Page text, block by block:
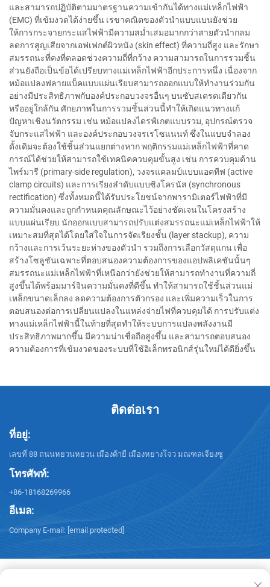
และสามารถปฏิบัติตามมาตรฐานความเข้ากันได้ทางแม่เหล็กไฟฟ้า
(EMC) ที่เข้มงวดได้ง่ายขึ้น เรขาคณิตของตัวนำแบบแบนยังช่วย
ให้การกระจายกระแสไฟฟ้ามีความสม่ำเสมอมากกว่าสายตัวนำกลม
ลดการสูญเสียจากเอฟเฟกต์ผิวหนัง (skin effect) ที่ความถี่สูง และรักษา
สมรรถนะที่คงที่ตลอดช่วงความถี่ที่กว้าง ความสามารถในการรวมชิ้น
ส่วนยังถือเป็นข้อได้เปรียบทางแม่เหล็กไฟฟ้าอีกประการหนึ่ง เนื่องจาก
หม้อแปลงฟลายแบ็คแบบแผ่นเรียบสามารถออกแบบให้ทำงานร่วมกัน
อย่างมีประสิทธิภาพกับองค์ประกอบวงจรอื่นๆ บนซับสเตรตเดียวกัน
หรืออยู่ใกล้กัน ศักยภาพในการรวมชิ้นส่วนนี้ทำให้เกิดแนวทางแก้
ปัญหาเชิงนวัตกรรม เช่น หม้อแปลงไดรฟ์เกตแบบรวม, อุปกรณ์ตรวจ
จับกระแสไฟฟ้า และองค์ประกอบวงจรเรโซแนนท์ ซึ่งในแบบจำลอง
ดั้งเดิมจะต้องใช้ชิ้นส่วนแยกต่างหาก พฤติกรรมแม่เหล็กไฟฟ้าที่คาด
การณ์ได้ช่วยให้สามารถใช้เทคนิคควบคุมขั้นสูง เช่น การควบคุมด้าน
ไพร์มารี (primary-side regulation), วงจรแคลมป์แบบแอคทีฟ (active
clamp circuits) และการเรียงลำดับแบบซิงโครนัส (synchronous
rectification) ซึ่งทั้งหมดนี้ได้รับประโยชน์จากพารามิเตอร์ไฟฟ้าที่มี
ความมั่นคงและถูกกำหนดคุณลักษณะไว้อย่างชัดเจนในโครงสร้าง
แบบแผ่นเรียบ นักออกแบบสามารถปรับแต่งสมรรถนะแม่เหล็กไฟฟ้าให้
เหมาะสมที่สุดได้โดยใส่ใจในการจัดเรียงชั้น (layer stackup), ความ
กว้างและการเว้นระยะห่างของตัวนำ รวมถึงการเลือกวัสดุแกน เพื่อ
สร้างโซลูชันเฉพาะที่ตอบสนองความต้องการของแอปพลิเคชันนั้นๆ
สมรรถนะแม่เหล็กไฟฟ้าที่เหนือกว่ายังช่วยให้สามารถทำงานที่ความถี่
สูงขึ้นได้พร้อมมาร์จินความมั่นคงที่ดีขึ้น ทำให้สามารถใช้ชิ้นส่วนแม่
เหล็กขนาดเล็กลง ลดความต้องการตัวกรอง และเพิ่มความเร็วในการ
ตอบสนองต่อการเปลี่ยนแปลงในแหล่งจ่ายไฟที่ควบคุมได้ การปรับแต่ง
ทางแม่เหล็กไฟฟ้านี้ในท้ายที่สุดทำให้ระบบการแปลงพลังงานมี
ประสิทธิภาพมากขึ้น มีความน่าเชื่อถือสูงขึ้น และสามารถตอบสนอง
ความต้องการที่เข้มงวดของระบบที่ใช้อิเล็กทรอนิกส์รุ่นใหม่ได้ดียิ่งขึ้น
ติดต่อเรา
ที่อยู่:
เลขที่ 88 ถนนหยวนหยวน เมืองต้ายี เมืองหยางโจว มณฑลเจียงซู
โทรศัพท์:
+86-18168269966
อีเมล:
Company E-mail: [email protected]